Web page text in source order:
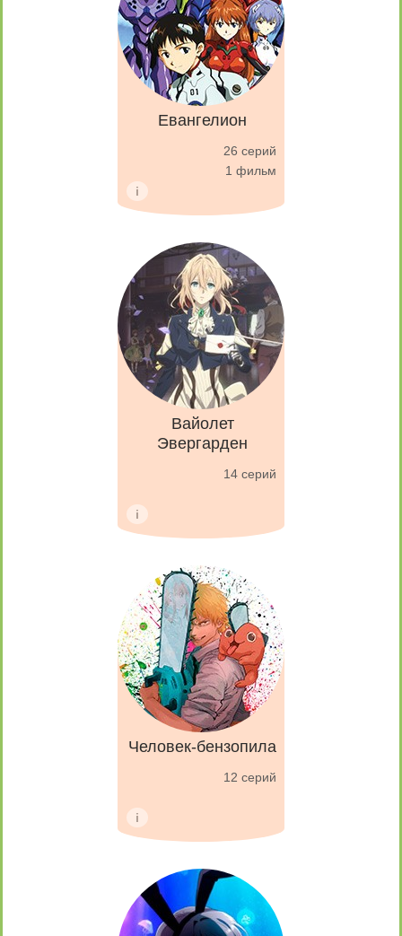
Евангелион
26 серий
1 фильм
Вайолет
Эвергарден
14 серий
Человек-бензопила
12 серий